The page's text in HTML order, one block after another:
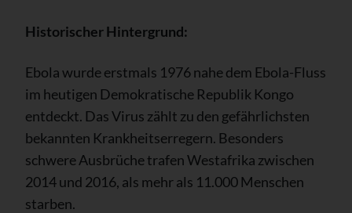
Historischer Hintergrund:
Ebola wurde erstmals 1976 nahe dem Ebola-Fluss
im heutigen Demokratische Republik Kongo
entdeckt. Das Virus zählt zu den gefährlichsten
bekannten Krankheitserregern. Besonders
schwere Ausbrüche trafen Westafrika zwischen
2014 und 2016, als mehr als 11.000 Menschen
starben.